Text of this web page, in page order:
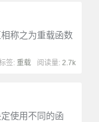
称之为重载函数
阅读量:2.7k
签:重载
使用不同的函